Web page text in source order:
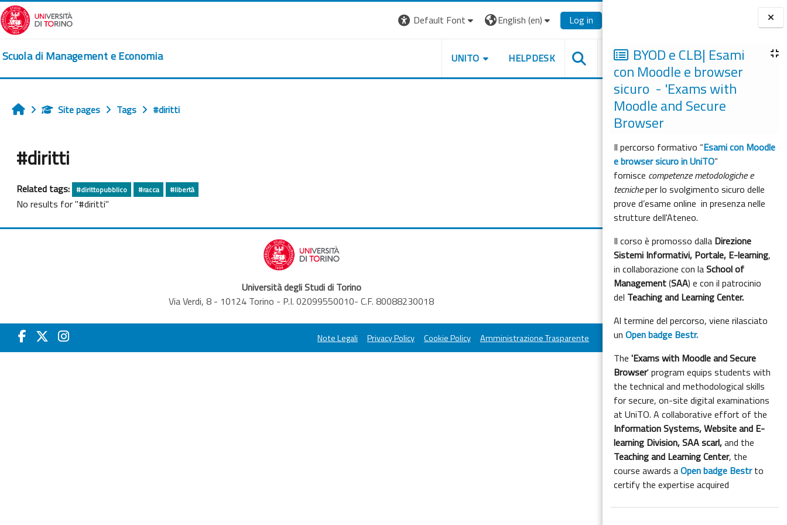
Skip to main content
BlocksBYOD e CLB| Esami
con Moodle e browser
sicuro - 'Exams with
Moodle and Secure
Browser
Il percorso formativo “Esami con Moodle
e browser sicuro in UniTO”
fornisce competenze metodologiche e
tecnicheper lo svolgimento sicuro delle
prove d’esame online in presenza nelle
strutture dell'Ateneo.
Il corso è promosso dalla Direzione
Sistemi Informativi, Portale, E-learning,
in collaborazione con laSchool of
Management(SAA) e con il patrocinio
del Teaching and Learning Center.
Al termine del percorso, viene rilasciato
unOpen badge Bestr.
The'Exams with Moodle and Secure
Browser' program equips students with
the technical and methodological skills
for secure, on-site digital examinations
at UniTO. A collaborative effort of the
Information Systems, Website and E-
learning Division,SAA scarl,and the
Teaching and Learning Center, the
course awards aOpen badge Bestrto
certify the expertise acquired
Default Font English ‎(en)‎ Log in
Scuola di Management e Economia UNITO HELPDESK
HomeSite pages Tags #diritti
#diritti
Related tags: #dirittopubblico #racca #libertà
No results for "#diritti"
Università degli Studi di Torino
Via Verdi, 8 - 10124 Torino - P.I. 02099550010- C.F. 80088230018
Note Legali Privacy Policy Cookie Policy Amministrazione Trasparente